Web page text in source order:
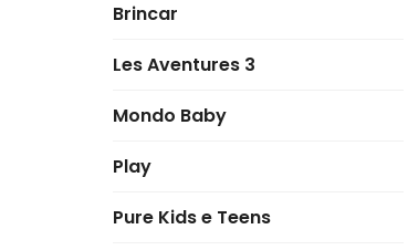
Brincar
Les Aventures 3
Mondo Baby
Play
Pure Kids e Teens